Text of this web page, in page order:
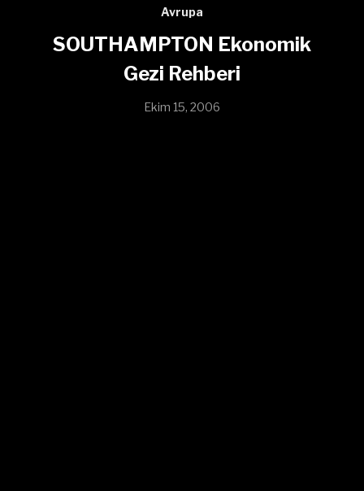
Avrupa
SOUTHAMPTON Ekonomik
Gezi Rehberi
Ekim 15, 2006